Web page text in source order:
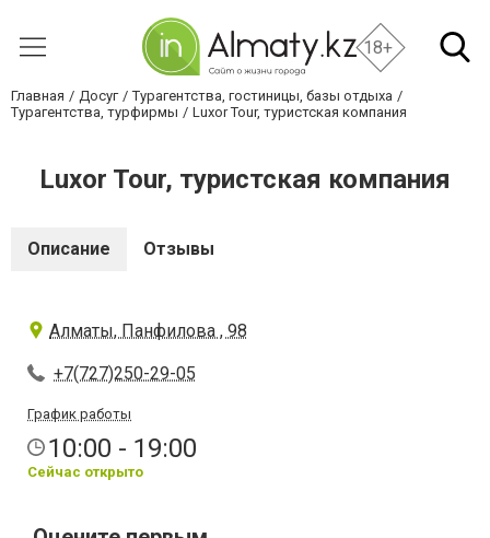
18+
Главная Досуг
Турагентства, гостиницы, базы отдыха
Турагентства, турфирмы
Luxor Tour, туристская компания
Luxor Tour, туристская компания
Описание Отзывы
Алматы, Панфилова , 98
+7(727)250-29-05
График работы
10:00 - 19:00
Сейчас открыто